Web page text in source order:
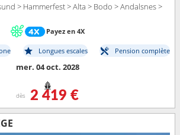
> Hammerfest > Alta > Bodo > Andalsnes >
Payez en 4X
Longues escales Pension complète
mer. 04 oct. 2028
dès 2 419 €